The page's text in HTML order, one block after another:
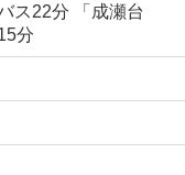
ス22分 「成瀬台
分